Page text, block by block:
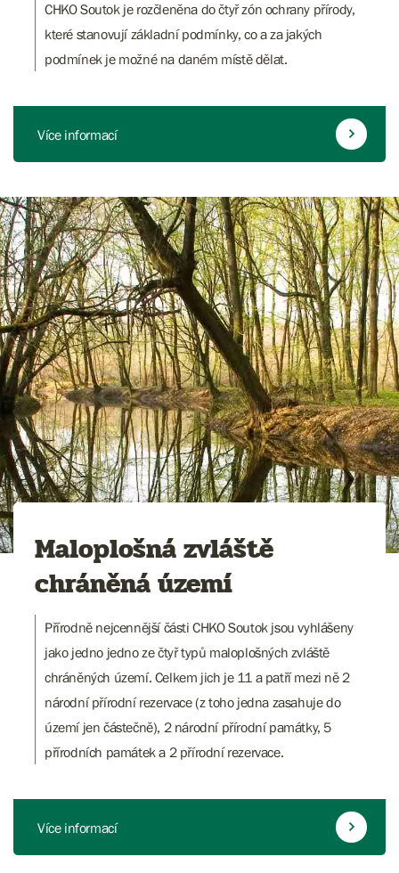
CHKO Soutok je rozčleněna do čtyř zón ochrany přírody,
které stanovují základní podmínky, co a za jakých
podmínek je možné na daném místě dělat.
Více informací
Maloplošná zvláště
chráněná území
Přírodně nejcennější části CHKO Soutok jsou vyhlášeny
jako jedno jedno ze čtyř typů maloplošných zvláště
chráněných území. Celkem jich je 11 a patří mezi ně 2
národní přírodní rezervace (z toho jedna zasahuje do
území jen částečně), 2 národní přírodní památky, 5
přírodních památek a 2 přírodní rezervace.
Více informací